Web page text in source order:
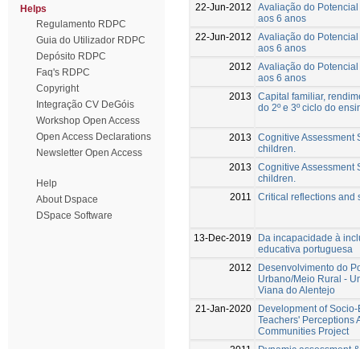
Helps
Regulamento RDPC
Guia do Utilizador RDPC
Depósito RDPC
Faq's RDPC
Copyright
Integração CV DeGóis
Workshop Open Access
Open Access Declarations
Newsletter Open Access
Help
About Dspace
DSpace Software
22-Jun-2012
Avaliação do
aos 6 anos
22-Jun-2012
Avaliação do
aos 6 anos
2012
Avaliação do
aos 6 anos
2013
Capital familiar,
do 2º e 3º ciclo do
2013
Cognitive Assessment
children.
2013
Cognitive Assessment
children.
2011
Critical reflections and
13-Dec-2019
Da incapacidade à
educativa portuguesa
2012
Desenvolvimento do
Urbano/Meio Rural -
Viana do Alentejo
21-Jan-2020
Development of
Teachers' Perceptions
Communities Project